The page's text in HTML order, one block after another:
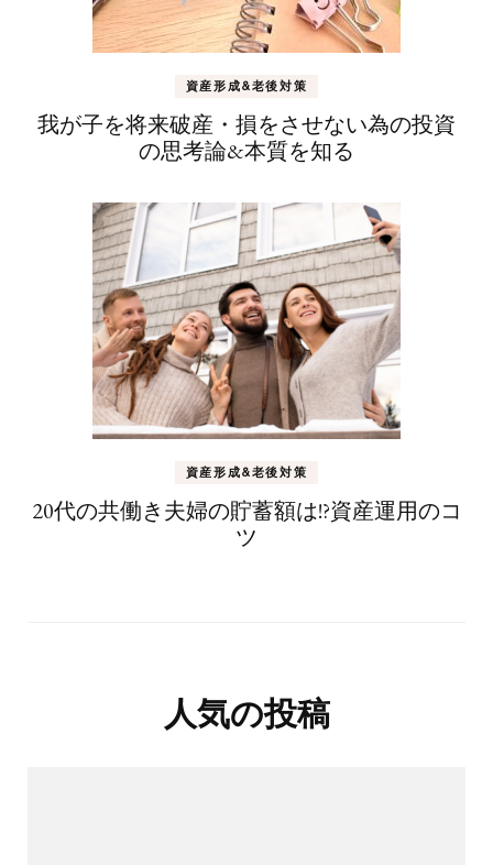
資産形成&老後対策
我が子を将来破産・損をさせない為の投資
の思考論&本質を知る
資産形成&老後対策
20代の共働き夫婦の貯蓄額は!?資産運用のコ
ツ
人気の投稿